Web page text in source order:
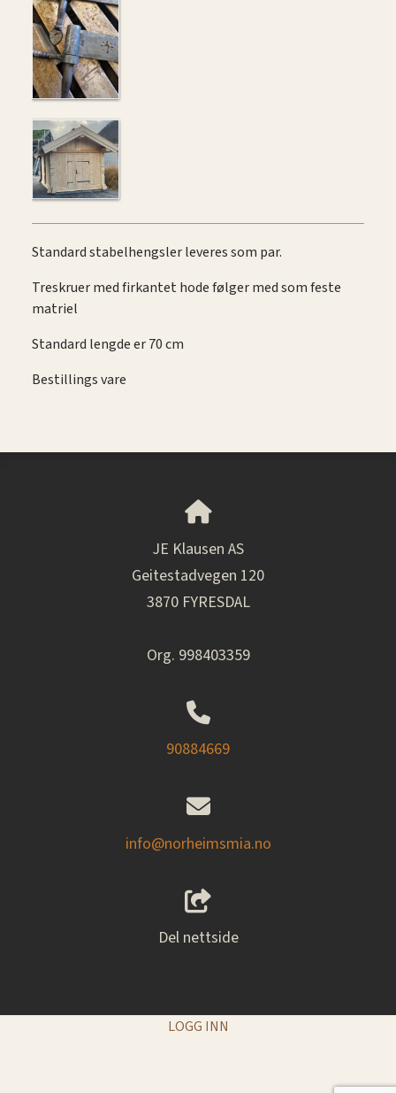
Standard stabelhengsler leveres som par.
Treskruer med firkantet hode følger med som feste
matriel
Standard lengde er 70 cm
Bestillings vare
JE Klausen AS
Geitestadvegen 120
3870 FYRESDAL
Org. 998403359
90884669
info@norheimsmia.no
Del nettside
LOGG INN